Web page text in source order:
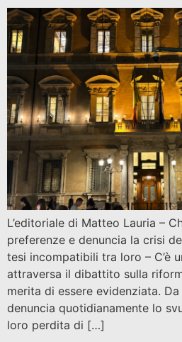
L’editoriale di Matteo Lauria –
preferenze e denuncia la crisi
tesi incompatibili tra loro – C’è
attraversa il dibattito sulla
merita di essere evidenziata. Da
denuncia quotidianamente lo
loro perdita di […]